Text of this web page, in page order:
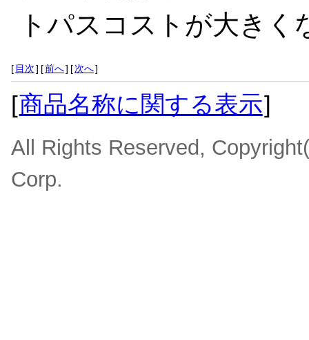
トパスコストが大き
[ 目次] [前へ] [次へ]
[商品名称に関する表示]
All Rights Reserved,
Corp.